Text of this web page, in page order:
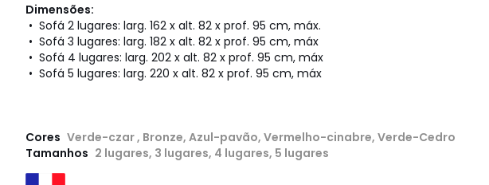
Dimensões:
• Sofá 2 lugares: larg. 162 x alt. 82 x prof. 95 cm, máx.
• Sofá 3 lugares: larg. 182 x alt. 82 x prof. 95 cm, máx
• Sofá 4 lugares: larg. 202 x alt. 82 x prof. 95 cm, máx
• Sofá 5 lugares: larg. 220 x alt. 82 x prof. 95 cm, máx
Cores Verde-czar , Bronze, Azul-pavão, Vermelho-cinabre, Verde-Cedro
Tamanhos 2 lugares, 3 lugares, 4 lugares, 5 lugares